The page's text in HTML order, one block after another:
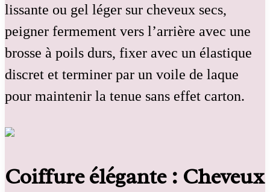
lissante ou gel léger sur cheveux secs,
peigner fermement vers l’arrière avec une
brosse à poils durs, fixer avec un élastique
discret et terminer par un voile de laque
pour maintenir la tenue sans effet carton.
Coiffure élégante : Cheveux